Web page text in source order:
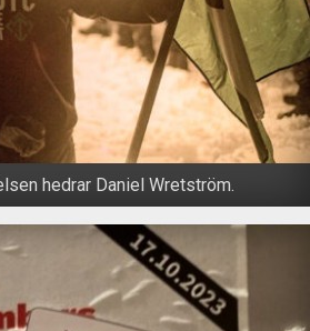
hedrar Daniel Wretström.